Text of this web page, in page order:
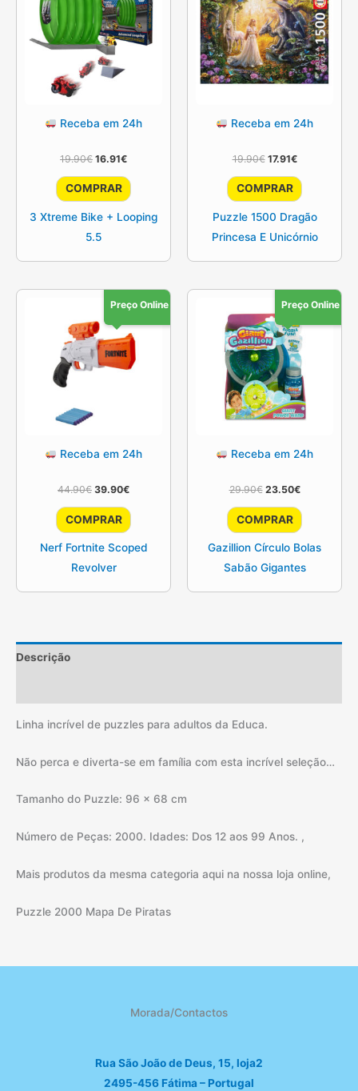
Receba em 24h
19.90€ O
original
era:
16.91€O
atual
é:
COMPRAR
3 Xtreme Bike + Looping
5.5
Receba em 24h
19.90€ O
original
era:
17.91€O
atual
é:
COMPRAR
Puzzle 1500 Dragão
Princesa E Unicórnio
Preço Online
Receba em 24h
44.90€ O
original
era:
39.90€O
atual
é:
COMPRAR
Nerf Fortnite Scoped
Revolver
Preço Online
Receba em 24h
29.90€ O
original
era:
23.50€O
atual
é:
COMPRAR
Gazillion Círculo Bolas
Sabão Gigantes
Descrição
Linha incrível de puzzles para adultos da Educa.
Não perca e diverta-se em família com esta incrível seleção…
Tamanho do Puzzle: 96 x 68 cm
Número de Peças: 2000. Idades: Dos 12 aos 99 Anos. ,
Mais produtos da mesma categoria aqui na nossa loja online,
Puzzle 2000 Mapa De Piratas
Morada/Contactos
Rua São João de Deus, 15, loja2
2495-456 Fátima – Portugal